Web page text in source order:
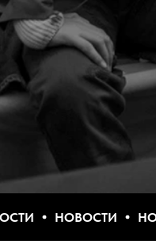
НОВОСТИ